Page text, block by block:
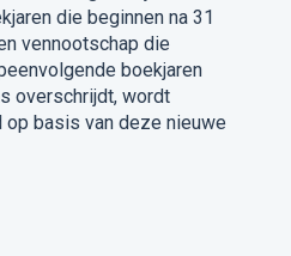
die beginnen na 31
vennootschap die
boekjaren
overschrijdt, wordt
basis van deze nieuwe